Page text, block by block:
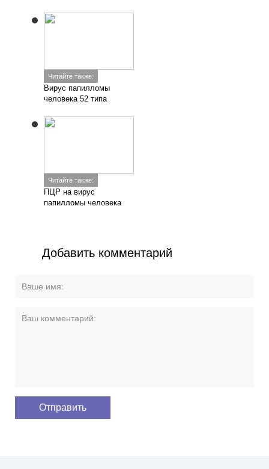
Читайте также:
Вирус папилломы
человека 52 типа
Читайте также:
ПЦР на вирус
папилломы человека
Добавить комментарий